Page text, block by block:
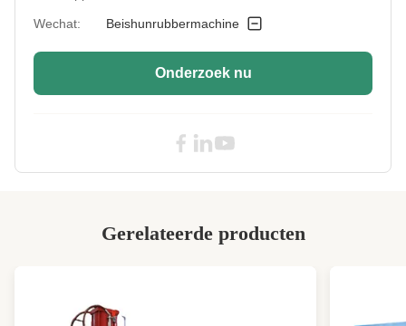
400 mm elektrisch rubber calendering
Wechat: Beishunrubbermachine
Onderzoek nu
Gerelateerde producten